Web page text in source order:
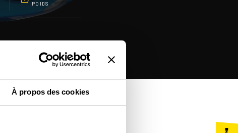
À propos des cookies
POIDS